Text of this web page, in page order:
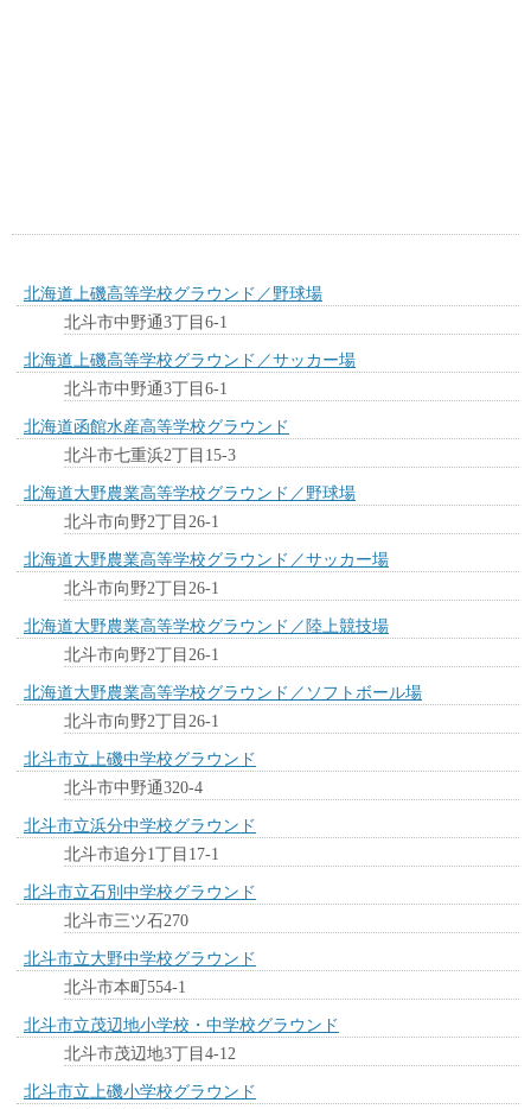
北海道上磯高等学校グラウンド／野球場
北斗市中野通3丁目6-1
北海道上磯高等学校グラウンド／サッカー場
北斗市中野通3丁目6-1
北海道函館水産高等学校グラウンド
北斗市七重浜2丁目15-3
北海道大野農業高等学校グラウンド／野球場
北斗市向野2丁目26-1
北海道大野農業高等学校グラウンド／サッカー場
北斗市向野2丁目26-1
北海道大野農業高等学校グラウンド／陸上競技場
北斗市向野2丁目26-1
北海道大野農業高等学校グラウンド／ソフトボール場
北斗市向野2丁目26-1
北斗市立上磯中学校グラウンド
北斗市中野通320-4
北斗市立浜分中学校グラウンド
北斗市追分1丁目17-1
北斗市立石別中学校グラウンド
北斗市三ツ石270
北斗市立大野中学校グラウンド
北斗市本町554-1
北斗市立茂辺地小学校・中学校グラウンド
北斗市茂辺地3丁目4-12
北斗市立上磯小学校グラウンド